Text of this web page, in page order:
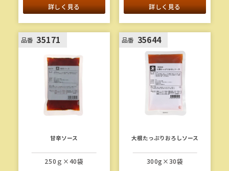
アクセントをつけた甘辛
いソースです。
詳しく見る
アクセントをつけた甘辛
いソースです。
詳しく見る
品番 35171
甘辛ソース
250ｇ×40袋
品番 35644
大根たっぷりおろしソース
300g×30袋